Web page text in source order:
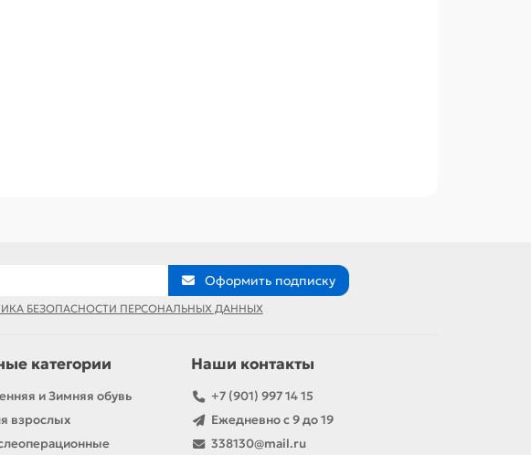
Оформить подписку
БЕЗОПАСНОСТИ ПЕРСОНАЛЬНЫХ ДАННЫХ
категории
и Зимняя обувь
взрослых
Наши контакты
+7 (901) 997 14 15
Ежедневно с 9 до 19
338130@mail.ru